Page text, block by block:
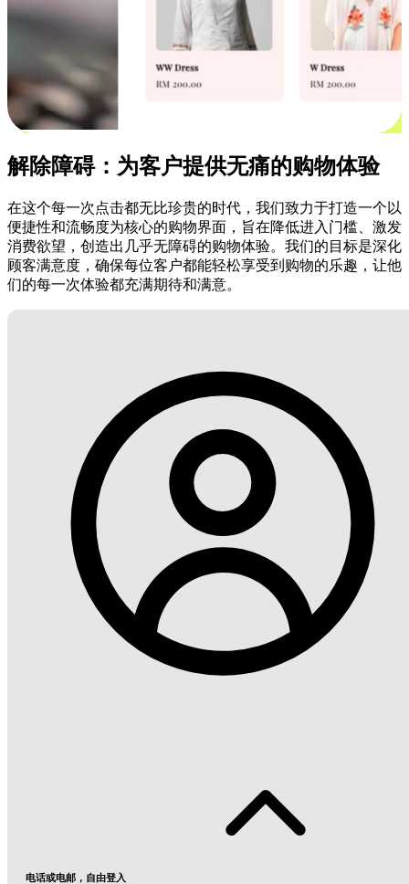
解除障碍：为客户提供无痛的购物体验
在这个每一次点击都无比珍贵的时代，我们致力于打造一个以
便捷性和流畅度为核心的购物界面，旨在降低进入门槛、激发
消费欲望，创造出几乎无障碍的购物体验。我们的目标是深化
顾客满意度，确保每位客户都能轻松享受到购物的乐趣，让他
们的每一次体验都充满期待和满意。
电话或电邮，自由登入